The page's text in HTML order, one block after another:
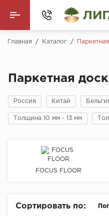
Назад
Кварцвинил (LVT)
Паркетная доска
Инженерная доска
Плинтус
Главная / Каталог /
Паркетная
Россия Китай
Толщина 10 мм - 13 мм
FOCUS FLOOR
Сортировать по: